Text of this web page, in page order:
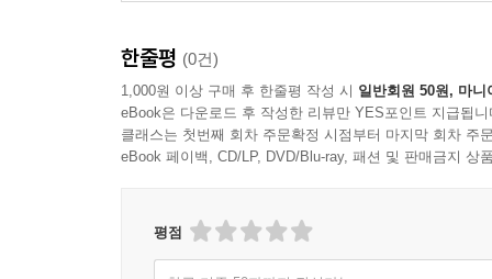
한줄평 (0건)
1,000원 이상 구매 후 한줄평 작성 시 일반회원 50원, 마니
eBook은 다운로드 후 작성한 리뷰만 YES포인트 지급됩니
클래스는 첫번째 회차 주문확정 시점부터 마지막 회차 주
eBook 페이백, CD/LP, DVD/Blu-ray, 패션 및 판매금지 상
평점